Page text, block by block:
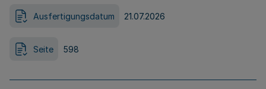
Ausfertigungsdatum 21.07.2026
Seite 598